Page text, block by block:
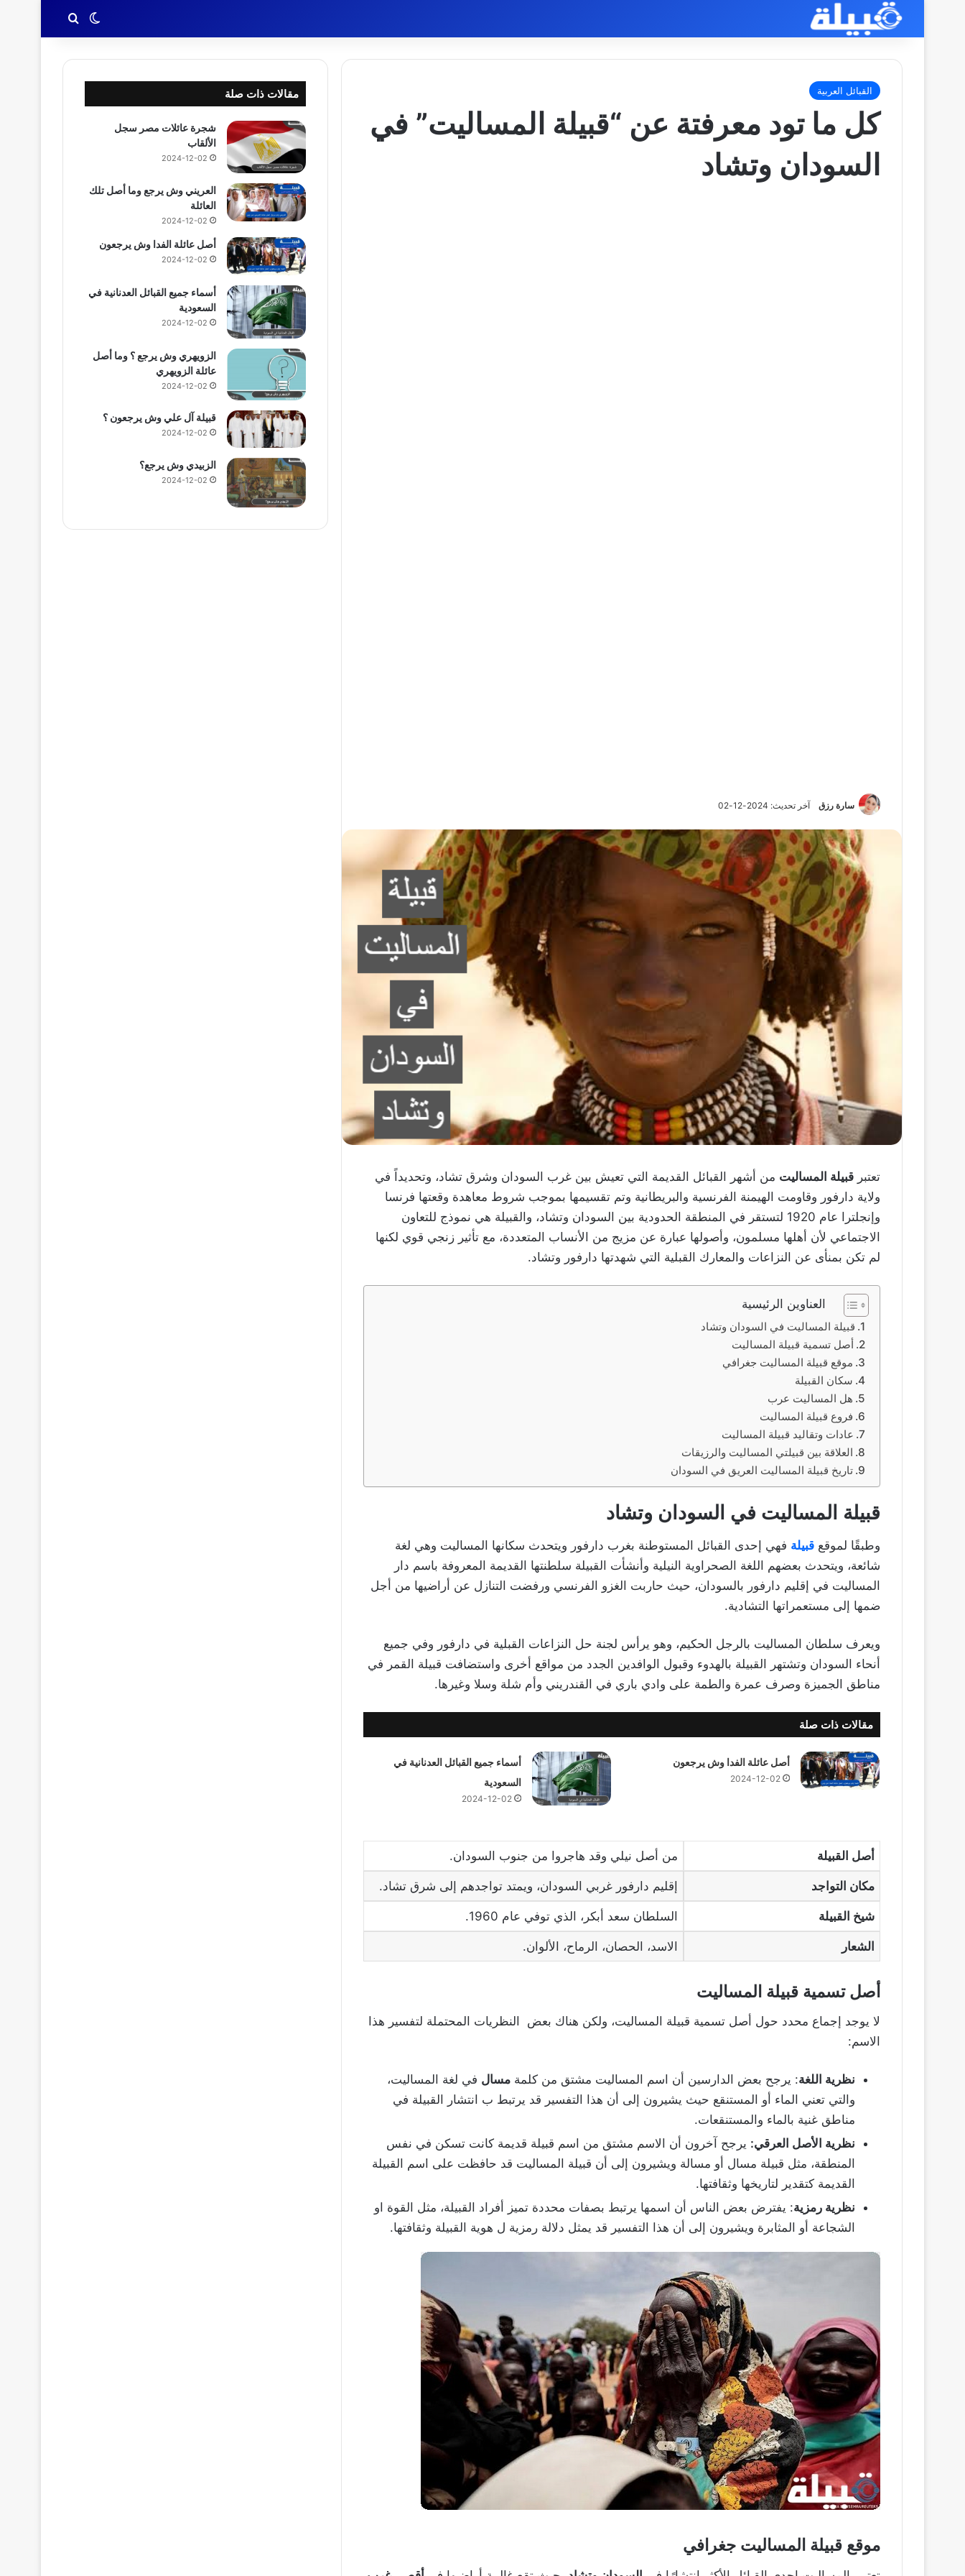
الوضع المظلم
بحث عن
القبائل العربية
كل ما تود معرفتة عن “قبيلة المساليت” في
السودان وتشاد
سارة رزق آخر تحديث: 2024-12-02
تعتبر قبيلة المساليت من أشهر القبائل القديمة التي تعيش بين غرب السودان وشرق تشاد، وتحديداً في
ولاية دارفور وقاومت الهيمنة الفرنسية والبريطانية وتم تقسيمها بموجب شروط معاهدة وقعتها فرنسا
وإنجلترا عام 1920 لتستقر في المنطقة الحدودية بين السودان وتشاد، والقبيلة هي نموذج للتعاون
الاجتماعي لأن أهلها مسلمون، وأصولها عبارة عن مزيج من الأنساب المتعددة، مع تأثير زنجي قوي لكنها
لم تكن بمنأى عن النزاعات والمعارك القبلية التي شهدتها دارفور وتشاد.
العناوين الرئيسية
قبيلة المساليت في السودان وتشاد
أصل تسمية قبيلة المساليت
موقع قبيلة المساليت جغرافي
سكان القبيلة
هل المساليت عرب
فروع قبيلة المساليت
عادات وتقاليد قبيلة المساليت
العلاقة بين قبيلتي المساليت والرزيقات
تاريخ قبيلة المساليت العريق في السودان
قبيلة المساليت في السودان وتشاد
وطبقًا لموقع قبيلة فهي إحدى القبائل المستوطنة بغرب دارفور ويتحدث سكانها المساليت وهي لغة
شائعة، ويتحدث بعضهم اللغة الصحراوية النيلية وأنشأت القبيلة سلطنتها القديمة المعروفة باسم دار
المساليت في إقليم دارفور بالسودان، حيث حاربت الغزو الفرنسي ورفضت التنازل عن أراضيها من أجل
ضمها إلى مستعمراتها التشادية.
ويعرف سلطان المساليت بالرجل الحكيم، وهو يرأس لجنة حل النزاعات القبلية في دارفور وفي جميع
أنحاء السودان وتشتهر القبيلة بالهدوء وقبول الوافدين الجدد من مواقع أخرى واستضافت قبيلة القمر في
مناطق الجميزة وصرف عمرة والطمة على وادي باري في القندريني وأم شلة وسلا وغيرها.
مقالات ذات صلة
أصل عائلة الفدا وش يرجعون
2024-12-02
أسماء جميع القبائل العدنانية في
السعودية
2024-12-02
أصل القبيلة من أصل نيلي وقد هاجروا من جنوب السودان.
مكان التواجد إقليم دارفور غربي السودان، ويمتد تواجدهم إلى شرق تشاد.
شيخ القبيلة السلطان سعد أبكر، الذي توفي عام 1960.
الشعار الاسد، الحصان، الرماح، الألوان.
أصل تسمية قبيلة المساليت
لا يوجد إجماع محدد حول أصل تسمية قبيلة المساليت، ولكن هناك بعض النظريات المحتملة لتفسير هذا
الاسم:
نظرية اللغة: يرجح بعض الدارسين أن اسم المساليت مشتق من كلمة مسال في لغة المساليت،
والتي تعني الماء أو المستنقع حيث يشيرون إلى أن هذا التفسير قد يرتبط ب انتشار القبيلة في
مناطق غنية بالماء والمستنقعات.
نظرية الأصل العرقي: يرجح آخرون أن الاسم مشتق من اسم قبيلة قديمة كانت تسكن في نفس
المنطقة، مثل قبيلة مسال أو مسالة ويشيرون إلى أن قبيلة المساليت قد حافظت على اسم القبيلة
القديمة كتقدير لتاريخها وثقافتها.
نظرية رمزية: يفترض بعض الناس أن اسمها يرتبط بصفات محددة تميز أفراد القبيلة، مثل القوة او
الشجاعة أو المثابرة ويشيرون إلى أن هذا التفسير قد يمثل دلالة رمزية ل هوية القبيلة وثقافتها.
موقع قبيلة المساليت جغرافي
مقالات ذات صلة
شجرة عائلات مصر سجل
الألقاب
2024-12-02
العريني وش يرجع وما أصل تلك
العائلة
2024-12-02
أصل عائلة الفدا وش يرجعون
2024-12-02
أسماء جميع القبائل العدنانية في
السعودية
2024-12-02
الزويهري وش يرجع ؟ وما أصل
عائلة الزويهري
2024-12-02
قبيلة آل علي وش يرجعون ؟
2024-12-02
الزبيدي وش يرجع؟
2024-12-02